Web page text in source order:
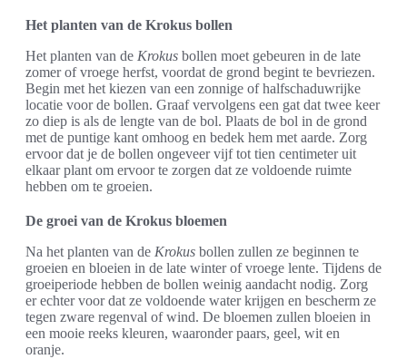
Het planten van de Krokus bollen
Het planten van de Krokus bollen moet gebeuren in de late
zomer of vroege herfst, voordat de grond begint te bevriezen.
Begin met het kiezen van een zonnige of halfschaduwrijke
locatie voor de bollen. Graaf vervolgens een gat dat twee keer
zo diep is als de lengte van de bol. Plaats de bol in de grond
met de puntige kant omhoog en bedek hem met aarde. Zorg
ervoor dat je de bollen ongeveer vijf tot tien centimeter uit
elkaar plant om ervoor te zorgen dat ze voldoende ruimte
hebben om te groeien.
De groei van de Krokus bloemen
Na het planten van de Krokus bollen zullen ze beginnen te
groeien en bloeien in de late winter of vroege lente. Tijdens de
groeiperiode hebben de bollen weinig aandacht nodig. Zorg
er echter voor dat ze voldoende water krijgen en bescherm ze
tegen zware regenval of wind. De bloemen zullen bloeien in
een mooie reeks kleuren, waaronder paars, geel, wit en
oranje.